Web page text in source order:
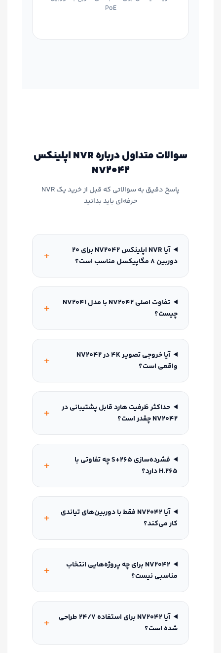
PoE
سوالات متداول درباره NVR اپلینکس
NV2042
پاسخ دقیق به سوالاتی که قبل از خرید یک NVR
حرفه‌ای باید بدانید
آیا NVR اپلینکس NV2042 برای 20
دوربین 8 مگاپیکسل مناسب است؟
تفاوت اصلی NV2042 با مدل NV2041
چیست؟
آیا خروجی تصویر 4K در NV2042
واقعی است؟
حداکثر ظرفیت هارد قابل پشتیبانی در
NV2042 چقدر است؟
فشرده‌سازی S+265 چه تفاوتی با
H.265 دارد؟
آیا NV2042 فقط با دوربین‌های تیاندی
کار می‌کند؟
NV2042 برای چه پروژه‌هایی انتخاب
مناسبی نیست؟
آیا NV2042 برای استفاده 24/7 طراحی
شده است؟